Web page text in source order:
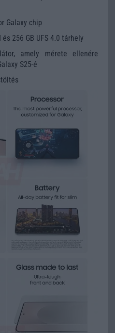
Galaxy chip
és 256 GB UFS 4.0 tárhely
amely mérete ellenére
S25-é